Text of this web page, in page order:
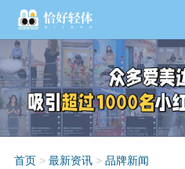
首页> 最新资讯> 品牌新闻